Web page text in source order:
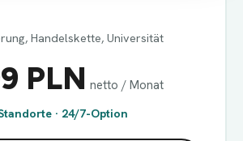
Handelskette, Universität
PLN netto / Monat
· 24/7-Option